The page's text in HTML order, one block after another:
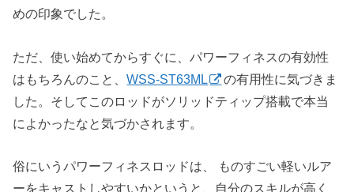
めの印象でした。
ただ、使い始めてからすぐに、パワーフィネスの有効性
はもちろんのこと、WSS-ST63ML
の有用性に気づきま
した。そしてこのロッドがソリッドティップ搭載で本当
によかったなと気づかされます。
俗にいうパワーフィネスロッドは、 ものすごい軽いルア
ーをキャストしやすいかというと、自分のスキルが高く